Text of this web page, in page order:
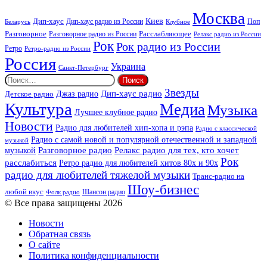
Беларусь Дип-хаус Дип-хаус радио из России Киев Клубное Москва Поп
Разговорное Разговорное радио из России Расслабляющее Релакс радио из России
Ретро Ретро-радио из России РокРок радио из России
Россия Санкт-Петербург Украина
Найти:
Детское радио Джаз радио Дип-хаус радио Звезды
Культура Лучшее клубное радио МедиаМузыка
Новости Радио для любителей хип-хопа и рэпа Радио с классической
музыкой Радио с самой новой и популярной отечественной и западной
музыкой Разговорное радио Релакс радио для тех, кто хочет
расслабиться Ретро радио для любителей хитов 80х и 90х Рок
радио для любителей тяжелой музыки Транс-радио на
любой вкус Фолк радио Шансон радио Шоу-бизнес
© Все права защищены 2026
Новости
Обратная связь
О сайте
Политика конфиденциальности